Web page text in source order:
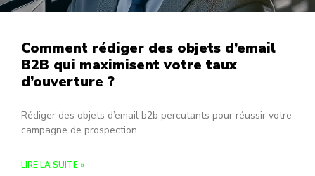
Comment rédiger des objets d’email
B2B qui maximisent votre taux
d’ouverture ?
Rédiger des objets d’email b2b percutants pour réussir votre
campagne de prospection.
LIRE LA SUITE »